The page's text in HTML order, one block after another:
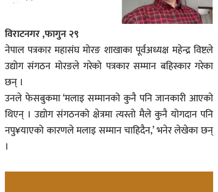
विराटनगर ,फागुन २९
नेपाल पत्रकार महासंघ मोरङ शाखाका पूर्वअध्यक्ष महेन्द्र विष्टले
उद्योग संगठन मोरङले गरेको पत्रकार सम्मान बहिस्कार गरेका
छन् ।
उनले फेसबुकमा ‘मलाइ सम्मानको कुनै पनि जानकारी आएको
थिएन् । उद्योग संगठनको क्षेत्रमा त्यस्तो मैले कुनै योगदान पनि
नपु¥याएको कारणले मलाइ सम्मान चाहिदैन,’ भनेर लेखेका छन्
।